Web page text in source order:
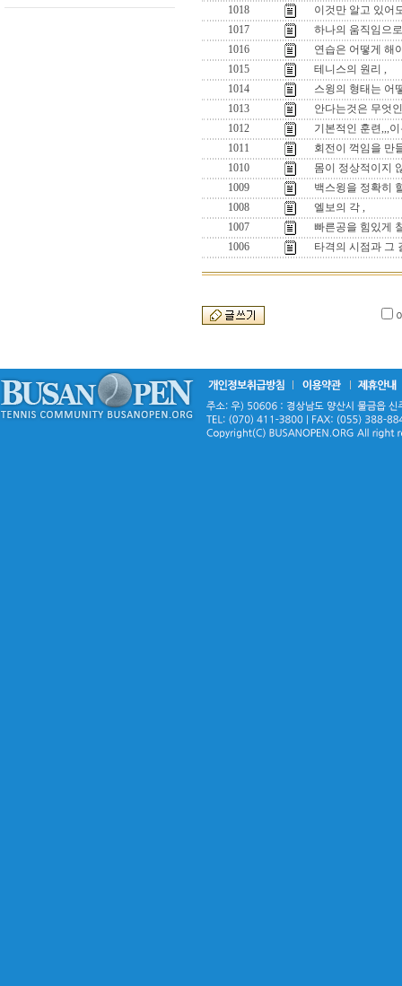
1018
이것만 알고 있어
1017
하나의 움직임으
1016
연습은 어떻게 해
1015
테니스의 원리 ,
1014
스윙의 형태는 어
1013
안다는것은 무엇
1012
기본적인 훈련,,,
1011
회전이 꺽임을 만
1010
몸이 정상적이지
1009
백스윙을 정확히
1008
엘보의 각 ,
1007
빠른공을 힘있게
1006
타격의 시점과 그